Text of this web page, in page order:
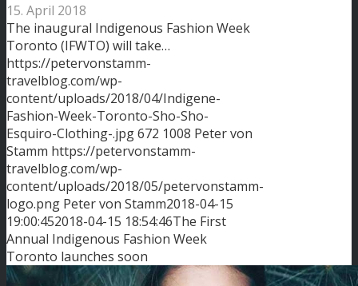
15. April 2018
The inaugural Indigenous Fashion Week
Toronto (IFWTO) will take…
https://petervonstamm-
travelblog.com/wp-
content/uploads/2018/04/Indigene-
Fashion-Week-Toronto-Sho-Sho-
Esquiro-Clothing-.jpg672 1008 Peter von
Stamm https://petervonstamm-
travelblog.com/wp-
content/uploads/2018/05/petervonstamm-
logo.png Peter von Stamm2018-04-15
19:00:452018-04-15 18:54:46The First
Annual Indigenous Fashion Week
Toronto launches soon